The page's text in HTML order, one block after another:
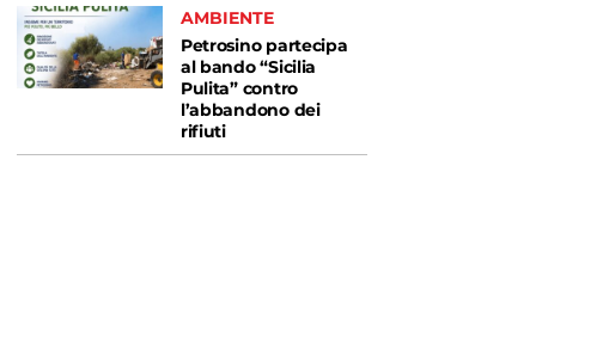
AMBIENTE
Petrosino partecipa
al bando “Sicilia
Pulita” contro
l’abbandono dei
rifiuti